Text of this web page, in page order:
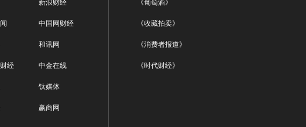
中国网财经
和讯网
经 中金在线
钛媒体
赢商网
《收藏拍卖》
《消费者报道》
《时代财经》